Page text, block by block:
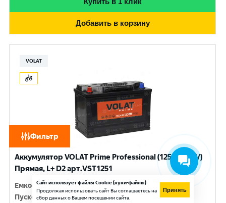
Фильтр
Добавить в корзину
VOLAT
Аккумулятор VOLAT Prime Professional (125 Ач, 12 V)
Прямая, L+ D2 арт.VST1251
Емкость:125 Ач
Пусковой ток:950 A
Сайт использует файлы Cookie (куки-файлы)
Продолжая использовать сайт Вы соглашаетесь на
сбор данных о Вашем посещении сайта.
Принять